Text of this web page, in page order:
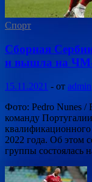
Спорт
Сборная
и вышла на
15.11.2021 - от admin
Фото: Pedro Nunes /
команду
2022 года. Об этом
группы состоялась